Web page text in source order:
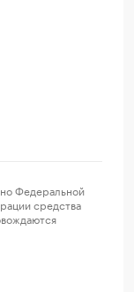
Федеральной
средства